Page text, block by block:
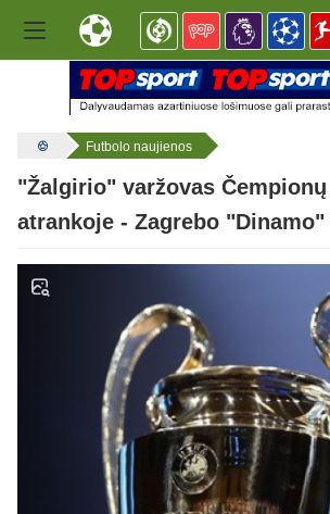
Futbolo naujienos
"Žalgirio" varžovas
atrankoje - Zagrebo "Dinamo"